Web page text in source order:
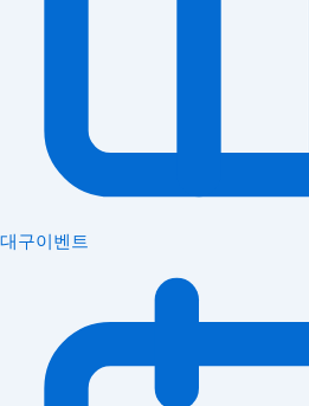
대구이벤트